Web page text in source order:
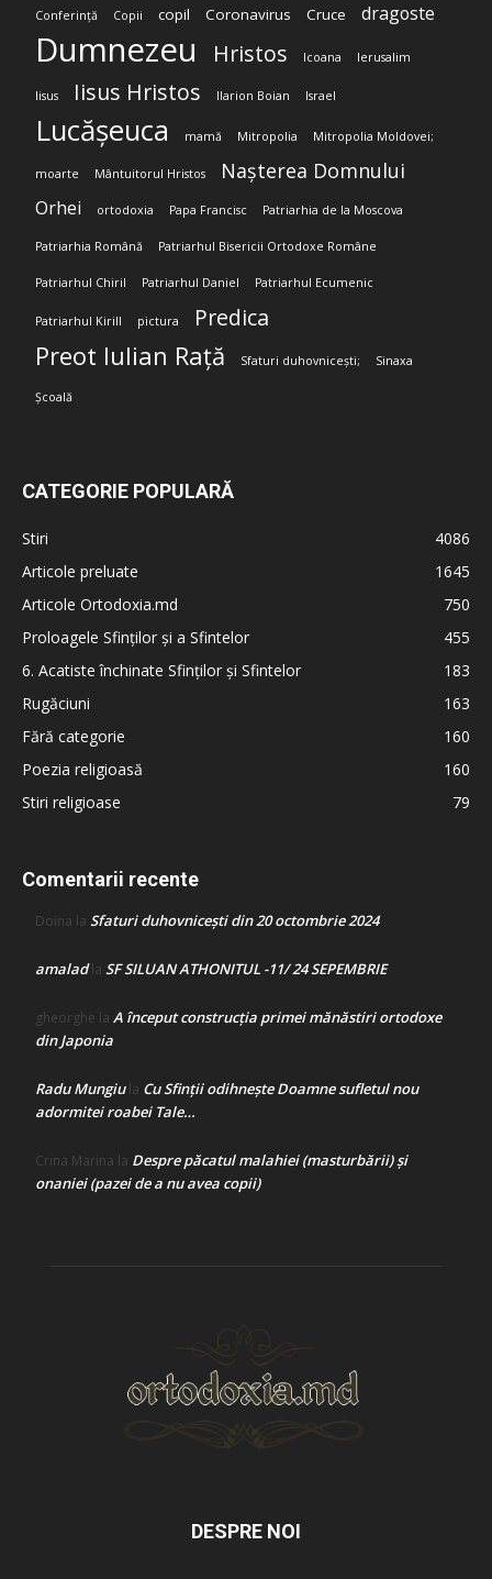
Conferință Copii copil Coronavirus Cruce dragoste
Dumnezeu Hristos Icoana Ierusalim
Iisus Iisus Hristos Ilarion Boian Israel
Lucășeuca mamă Mitropolia Mitropolia Moldovei;
moarte Mântuitorul Hristos Nașterea Domnului
Orhei ortodoxia Papa Francisc Patriarhia de la Moscova
Patriarhia Română Patriarhul Bisericii Ortodoxe Române
Patriarhul Chiril Patriarhul Daniel Patriarhul Ecumenic
Patriarhul Kirill pictura Predica
Preot Iulian Rață Sfaturi duhovnicești; Sinaxa
Școală
CATEGORIE POPULARĂ
Stiri
4086
Articole preluate
1645
Articole Ortodoxia.md
750
Proloagele Sfinților și a Sfintelor
455
6. Acatiste închinate Sfinților și Sfintelor
183
Rugăciuni
163
Fără categorie
160
Poezia religioasă
160
Stiri religioase
79
Comentarii recente
Doina la Sfaturi duhovnicești din 20 octombrie 2024
amaladla SF SILUAN ATHONITUL -11/ 24 SEPEMBRIE
gheorghe la A început construcţia primei mănăstiri ortodoxe
din Japonia
Radu Mungiula Cu Sfinții odihnește Doamne sufletul nou
adormitei roabei Tale…
Crina Marina la Despre păcatul malahiei (masturbării) şi
onaniei (pazei de a nu avea copii)
DESPRE NOI